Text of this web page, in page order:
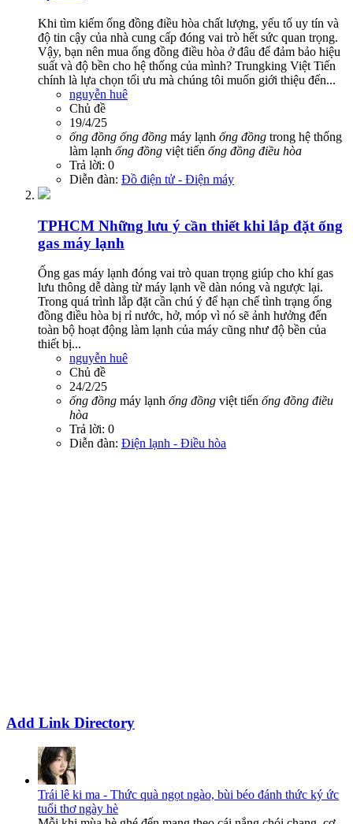
Khi tìm kiếm ống đồng điều hòa chất lượng, yếu tố uy tín và
độ tin cậy của nhà cung cấp đóng vai trò hết sức quan trọng.
Vậy, bạn nên mua ống đồng điều hòa ở đâu để đảm bảo hiệu
suất và độ bền cho hệ thống của mình? Trungking Việt Tiến
chính là lựa chọn tối ưu mà chúng tôi muốn giới thiệu đến...
nguyễn huê
Chủ đề
19/4/25
ống đồng ống đồng máy lạnh ống đồng trong hệ thống
làm lạnh ống đồng việt tiến ống đồng điều hòa
Trả lời: 0
Diễn đàn: Đồ điện tử - Điện máy
TPHCM Những lưu ý cần thiết khi lắp đặt ống
gas máy lạnh
Ống gas máy lạnh đóng vai trò quan trọng giúp cho khí gas
lưu thông dễ dàng từ máy lạnh về dàn nóng và ngược lại.
Trong quá trình lắp đặt cần chú ý để hạn chế tình trạng ống
đồng điều hòa bị rỉ nước, hở, móp vì nó sẽ ảnh hưởng đến
toàn bộ hoạt động làm lạnh của máy cũng như độ bền của
thiết bị...
nguyễn huê
Chủ đề
24/2/25
ống đồng máy lạnh ống đồng việt tiến ống đồng điều
hòa
Trả lời: 0
Diễn đàn: Điện lạnh - Điều hòa
Add Link Directory
Trái lê ki ma - Thức quà ngọt ngào, bùi béo đánh thức ký ức
tuổi thơ ngày hè